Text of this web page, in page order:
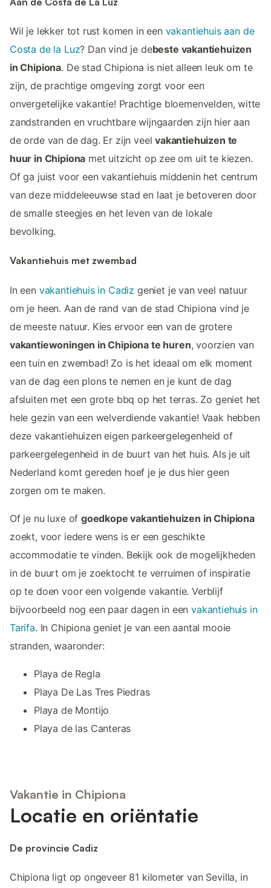
Wil je lekker tot rust komen in een vakantiehuis aan de
Costa de la Luz? Dan vind je debeste vakantiehuizen
in Chipiona. De stad Chipiona is niet alleen leuk om te
zijn, de prachtige omgeving zorgt voor een
onvergetelijke vakantie! Prachtige bloemenvelden, witte
zandstranden en vruchtbare wijngaarden zijn hier aan
de orde van de dag. Er zijn veelvakantiehuizen te
huur in Chipiona met uitzicht op zee om uit te kiezen.
Of ga juist voor een vakantiehuis middenin het centrum
van deze middeleeuwse stad en laat je betoveren door
de smalle steegjes en het leven van de lokale
bevolking.
Vakantiehuis met zwembad
In een vakantiehuis in Cadiz geniet je van veel natuur
om je heen. Aan de rand van de stad Chipiona vind je
de meeste natuur. Kies ervoor een van de grotere
vakantiewoningen in Chipiona te huren, voorzien van
een tuin en zwembad! Zo is het ideaal om elk moment
van de dag een plons te nemen en je kunt de dag
afsluiten met een grote bbq op het terras. Zo geniet het
hele gezin van een welverdiende vakantie! Vaak hebben
deze vakantiehuizen eigen parkeergelegenheid of
parkeergelegenheid in de buurt van het huis. Als je uit
Nederland komt gereden hoef je je dus hier geen
zorgen om te maken.
Of je nu luxe ofgoedkope vakantiehuizen in Chipiona
zoekt, voor iedere wens is er een geschikte
accommodatie te vinden. Bekijk ook de mogelijkheden
in de buurt om je zoektocht te verruimen of inspiratie
op te doen voor een volgende vakantie. Verblijf
bijvoorbeeld nog een paar dagen in eenvakantiehuis in
Tarifa. In Chipiona geniet je van een aantal mooie
stranden, waaronder:
Playa de Regla
Playa De Las Tres Piedras
Playa de Montijo
Playa de las Canteras
Vakantie in Chipiona
Locatie en oriëntatie
De provincie Cadiz
Chipiona ligt op ongeveer 81 kilometer van Sevilla, in